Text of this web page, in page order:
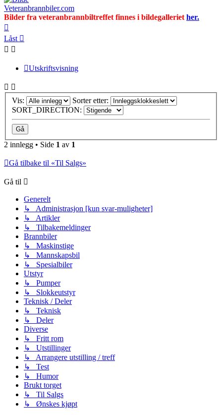
Veteranbrannbiler.com
Bilder fra veteranbrannbiltreffet finnes i bildegalleriet her.
Låst
Utskriftsvisning
Vis:
Sorter etter:
SORT_DIRECTION:
2 innlegg • Side 1 av 1
Gå tilbake til «Til Salgs»
Gå til
Generelt
↳ Administrasjon [kun svar-muligheter]
↳ Artikler
↳ Tilbakemeldinger
Brannbiler
↳ Maskinstige
↳ Mannskapsbil
↳ Spesialbiler
Utstyr
↳ Pumper
↳ Slokkeutstyr
Teknisk / Deler
↳ Teknisk
↳ Deler
Diverse
↳ Fritt rom
↳ Utstillinger
↳ Arrangere utstilling / treff
↳ Test
↳ Humor
Brukt torget
↳ Til Salgs
↳ Ønskes kjøpt